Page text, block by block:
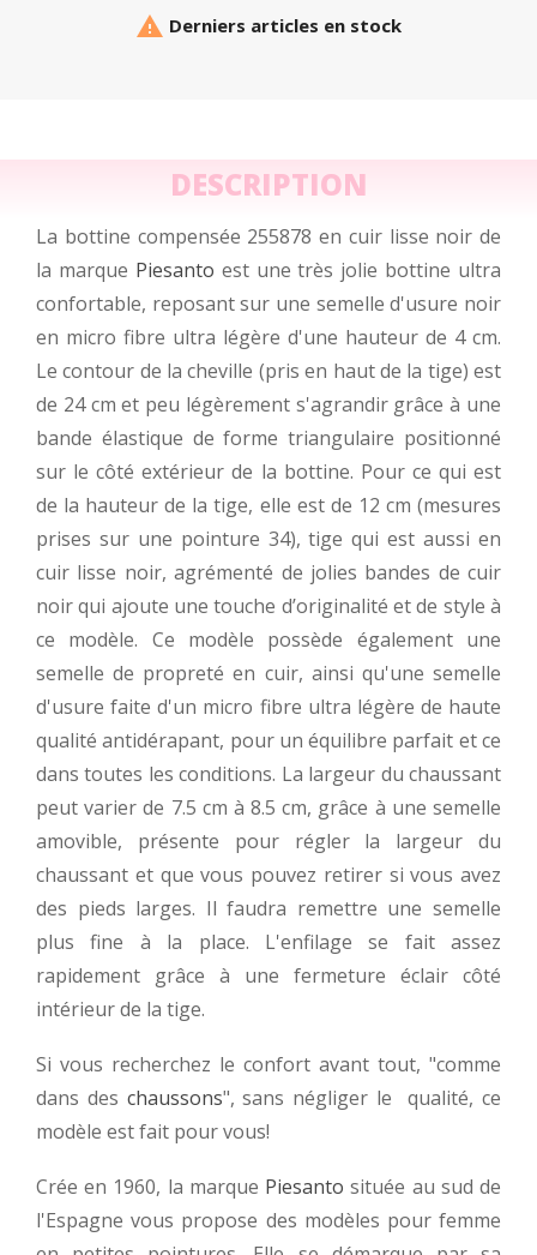
 Derniers articles en stock
DESCRIPTION
La bottine compensée 255878 en cuir lisse noir de
la marque Piesanto est une très jolie bottine ultra
confortable, reposant sur une semelle d'usure noir
en micro fibre ultra légère d'une hauteur de 4 cm.
Le contour de la cheville (pris en haut de la tige) est
de 24 cm et peu légèrement s'agrandir grâce à une
bande élastique de forme triangulaire positionné
sur le côté extérieur de la bottine. Pour ce qui est
de la hauteur de la tige, elle est de 12 cm (mesures
prises sur une pointure 34), tige qui est aussi en
cuir lisse noir, agrémenté de jolies bandes de cuir
noir qui ajoute une touche d’originalité et de style à
ce modèle. Ce modèle possède également une
semelle de propreté en cuir, ainsi qu'une semelle
d'usure faite d'un micro fibre ultra légère de haute
qualité antidérapant, pour un équilibre parfait et ce
dans toutes les conditions. La largeur du chaussant
peut varier de 7.5 cm à 8.5 cm, grâce à une semelle
amovible, présente pour régler la largeur du
chaussant et que vous pouvez retirer si vous avez
des pieds larges. Il faudra remettre une semelle
plus fine à la place. L'enfilage se fait assez
rapidement grâce à une fermeture éclair côté
intérieur de la tige.
Si vous recherchez le confort avant tout, "comme
dans des chaussons", sans négliger le qualité, ce
modèle est fait pour vous!
Crée en 1960, la marque Piesanto située au sud de
l'Espagne vous propose des modèles pour femme